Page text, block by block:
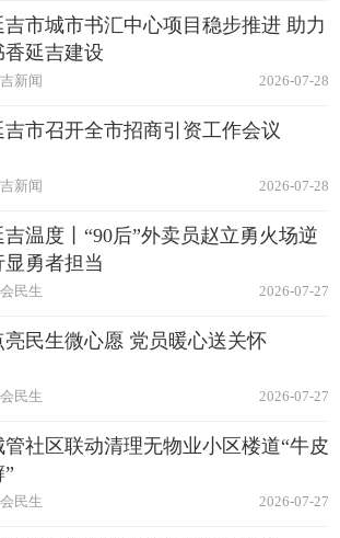
吉市城市书汇中心项目稳步推进 助力
香延吉建设
2026-07-28
新闻
吉市召开全市招商引资工作会议
2026-07-28
新闻
吉温度丨“90后”外卖员赵立勇火场逆
显勇者担当
2026-07-27
民生
亮民生微心愿 党员暖心送关怀
2026-07-27
民生
管社区联动清理无物业小区楼道“牛皮
2026-07-27
民生